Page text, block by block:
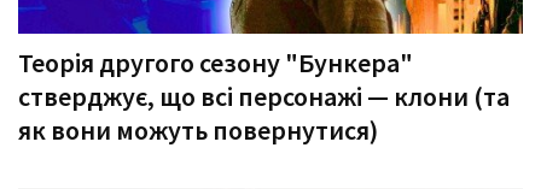
Теорія другого сезону "Бункера"
стверджує, що всі персонажі — клони (та
як вони можуть повернутися)